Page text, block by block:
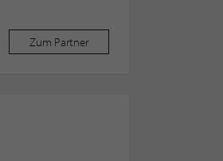
Zum Partner